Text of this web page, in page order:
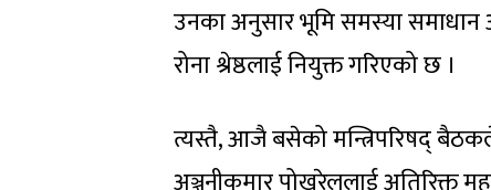
उनका अनुसार भूमि समस्या समाधान
रोना श्रेष्ठलाई नियुक्त गरिएको छ ।
त्यस्तै, आजै बसेको मन्त्रिपरिषद्